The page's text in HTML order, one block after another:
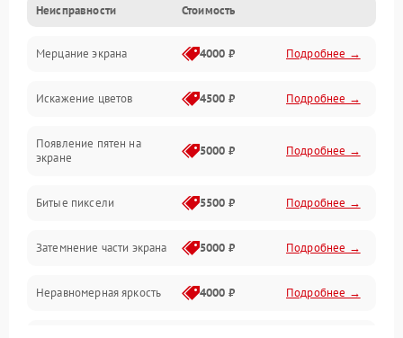
Питание и запуск
Подсветка и LED-модули
Звук и аудиосистема
Сигнал и приём каналов
Механические повреждения
Программное обеспечение
Неисправности Стоимость
Мерцание экрана 4000 ₽ Подробнее →
Искажение цветов 4500 ₽ Подробнее →
Появление пятен на
экране
5000 ₽ Подробнее →
Битые пиксели 5500 ₽ Подробнее →
Затемнение части экрана 5000 ₽ Подробнее →
Неравномерная яркость 4000 ₽ Подробнее →